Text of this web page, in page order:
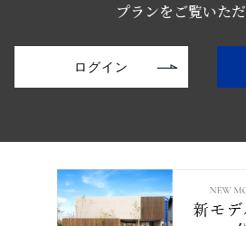
プランをご覧いた
ログイン